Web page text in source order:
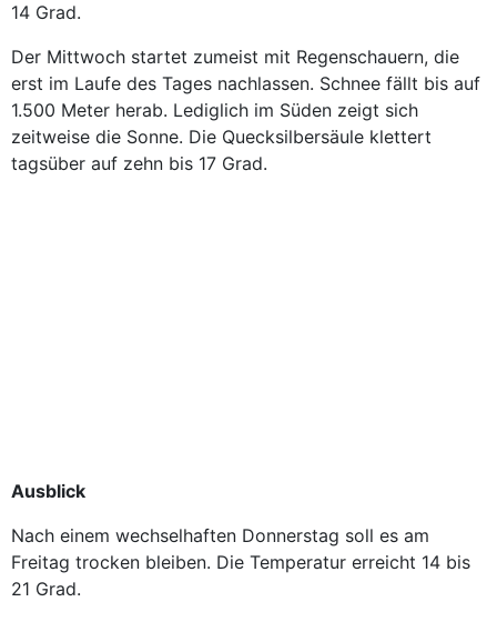
14 Grad.
Der Mittwoch startet zumeist mit Regenschauern, die
erst im Laufe des Tages nachlassen. Schnee fällt bis auf
1.500 Meter herab. Lediglich im Süden zeigt sich
zeitweise die Sonne. Die Quecksilbersäule klettert
tagsüber auf zehn bis 17 Grad.
Ausblick
Nach einem wechselhaften Donnerstag soll es am
Freitag trocken bleiben. Die Temperatur erreicht 14 bis
21 Grad.